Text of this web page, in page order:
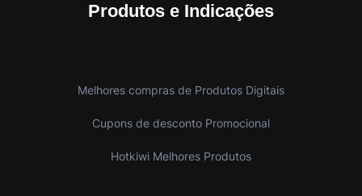
Produtos e Indicações
Melhores compras de Produtos Digitais
Cupons de desconto Promocional
Hotkiwi Melhores Produtos